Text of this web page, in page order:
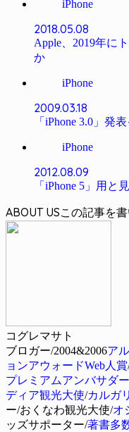
iPhone
2018.05.08
Apple、2019年に
か
iPhone
2009.03.18
「iPhone 3.0」発
iPhone
2012.08.09
「iPhone 5」用と
ABOUT US
コグレマサト
ブロガー/2004&2006ア
ョンアウォードWeb人賞
プレミアムアンバサダー
ディア観光大使/カルガ
ー/おくなわ観光大使/オ
ッズサポーター/著書多